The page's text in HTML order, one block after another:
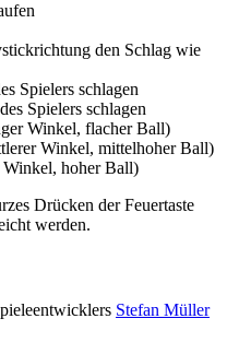
den Schlag wie
Spielers schlagen
Spielers schlagen
Winkel, flacher Ball)
Winkel, mittelhoher Ball)
hoher Ball)
Drücken der Feuertaste
werden.
Stefan Müller